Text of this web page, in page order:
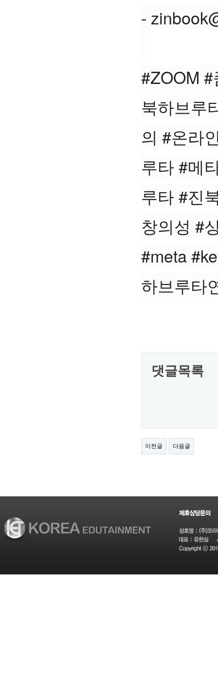
-
#ZOOM
북하브루
의 #온라
루타 #메
루타 #진
창의성 #
#meta
하브루타
댓글목록
이전글 다음글